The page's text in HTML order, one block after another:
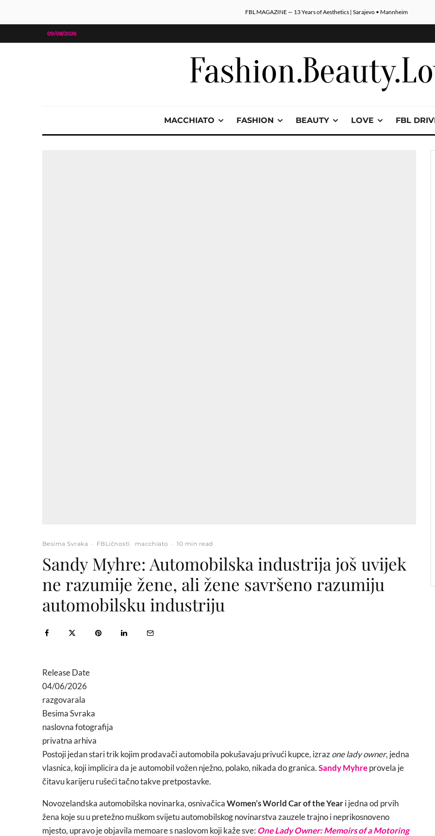
FBL MAGAZINE — 13 Years of Aesthetics | Sarajevo • Mannheim
09/08/2026
MACCHIATO FASHION BEAUTY LOVE FBL
Besima Svraka · FBLičnosti macchiato · 10 min read
Sandy Myhre: Automobilska industrija još uvijek
ne razumije žene, ali žene savršeno razumiju
automobilsku industriju
Release Date
04/06/2026
razgovarala
Besima Svraka
naslovna fotografija
privatna arhiva
Postoji jedan stari trik kojim prodavači automobila pokušavaju privući kupce, izrazone lady owner, jedna
vlasnica, koji implicira da je automobil vožen nježno, polako, nikada do granica.Sandy Myhreprovela je
čitavu karijeru rušeći tačno takve pretpostavke.
Novozelandska automobilska novinarka, osnivačicaWomen’s World Car of the Yeari jedna od prvih
žena koje su u pretežno muškom svijetu automobilskog novinarstva zauzele trajno i neprikosnoveno
mjesto, upravo je objavila memoare s naslovom koji kaže sve: One Lady Owner: Memoirs of a Motoring